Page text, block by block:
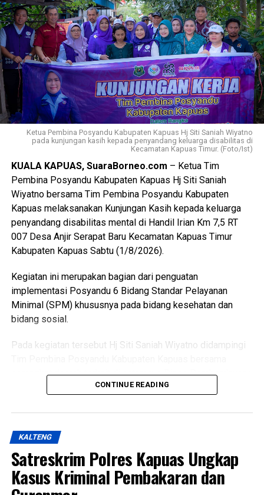
Ketua Pembina Posyandu Kabupaten Kapuas Hj Siti Saniah Wiyatno
pada kunjungan kasih kepada penyandang keluarga disabilitas di
Kecamatan Kapuas Timur. (Foto/Ist)
KUALA KAPUAS, SuaraBorneo.com – Ketua Tim
Pembina Posyandu Kabupaten Kapuas Hj Siti Saniah
Wiyatno bersama Tim Pembina Posyandu Kabupaten
Kapuas melaksanakan Kunjungan Kasih kepada keluarga
penyandang disabilitas mental di Handil Irian Km 7,5 RT
007 Desa Anjir Serapat Baru Kecamatan Kapuas Timur
Kabupaten Kapuas Sabtu (1/8/2026).
Kegiatan ini merupakan bagian dari penguatan
implementasi Posyandu 6 Bidang Standar Pelayanan
Minimal (SPM) khususnya pada bidang kesehatan dan
bidang sosial.
Pada kegiatan tersebut Hj Siti Saniah Wiyatno didampingi
perangkat daerah terkait di antaranya Dinas Pemberdayaan
Masyarakat dan Desa (DPMD) Dinas Kesehatan Dinas
Pengendalian Penduduk dan Keluarga Berencana
(P3APPKB) Dinas Sosial Pemerintah Kecamatan Kapuas
Timur Pemdes serta kader Posyandu.
Menurutnya kunjungan kasih ini merupakan bentuk
perhatian pemerintah daerah kepada masyarakat yang
CONTINUE READING
KALTENG
Satreskrim Polres Kapuas Ungkap
Kasus Kriminal Pembakaran dan